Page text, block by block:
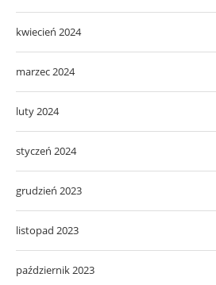
kwiecień 2024
marzec 2024
luty 2024
styczeń 2024
grudzień 2023
listopad 2023
październik 2023